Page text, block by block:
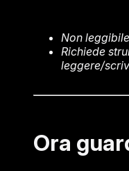
Non
Richiede
leggere/
Ora